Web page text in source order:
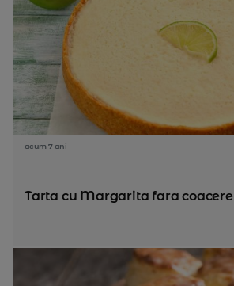
acum 7 ani
Tarta cu Margarita fara coacere